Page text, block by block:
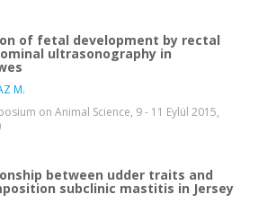
of fetal development by rectal
ultrasonography in
M.
on Animal Science, 9 - 11 Eylül 2015,
between udder traits and
subclinic mastitis in Jersey